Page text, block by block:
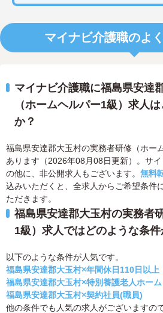
マイナビ介護職のよ
マイナビ介護職に福島県安達
（ホームヘルパー1級）求人
か？
福島県安達郡大玉村の実務者研修（ホー
あります（2026年08月08日更新）。サ
の他に、非公開求人もございます。 無料
込みいただくと、全求人からご希望条件
ただきます。
福島県安達郡大玉村の実務者
1級）求人ではどのような条件
以下のような条件が人気です。
福島県安達郡大玉村×年間休日110日以上
福島県安達郡大玉村×特別養護老人ホーム
福島県安達郡大玉村×契約社員(職員)
他の条件でも人気の求人がございますの